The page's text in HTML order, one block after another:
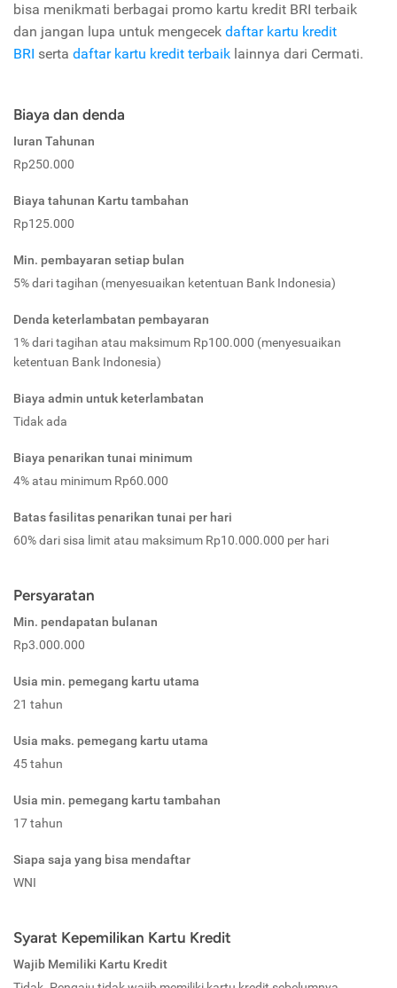
bisa menikmati berbagai promo kartu kredit BRI terbaik
dan jangan lupa untuk mengecek daftar kartu kredit
BRI serta daftar kartu kredit terbaik lainnya dari Cermati.
Biaya dan denda
Iuran Tahunan
Rp250.000
Biaya tahunan Kartu tambahan
Rp125.000
Min. pembayaran setiap bulan
5% dari tagihan (menyesuaikan ketentuan Bank Indonesia)
Denda keterlambatan pembayaran
1% dari tagihan atau maksimum Rp100.000 (menyesuaikan
ketentuan Bank Indonesia)
Biaya admin untuk keterlambatan
Tidak ada
Biaya penarikan tunai minimum
4% atau minimum Rp60.000
Batas fasilitas penarikan tunai per hari
60% dari sisa limit atau maksimum Rp10.000.000 per hari
Persyaratan
Min. pendapatan bulanan
Rp3.000.000
Usia min. pemegang kartu utama
21 tahun
Usia maks. pemegang kartu utama
45 tahun
Usia min. pemegang kartu tambahan
17 tahun
Siapa saja yang bisa mendaftar
WNI
Syarat Kepemilikan Kartu Kredit
Wajib Memiliki Kartu Kredit